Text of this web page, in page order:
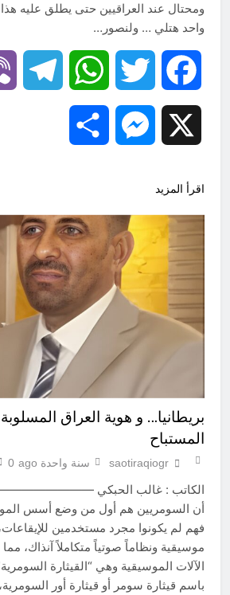
ومحتال عند العراقيين حتى يطلق عليه
واحد هتلي … ولنصور…
Facebook
Twitter
WhatsApp
Messenger
اقرأ المزيد
بريطانيا… و هوية العراق
المستباح
saotiraqiogr سنة واحدة ago 0
الكاتب : غالب الحبكي
أن السومريين هم أول من وضع أسس
فهم لم يكونوا مجرد مستخدمين
موسيقية ونظاماً صوتياً متكاملاً آنذاك،
الآلات الموسيقية وهي “القيثارة
باسم قيثارة سومر أو قيثارة أور